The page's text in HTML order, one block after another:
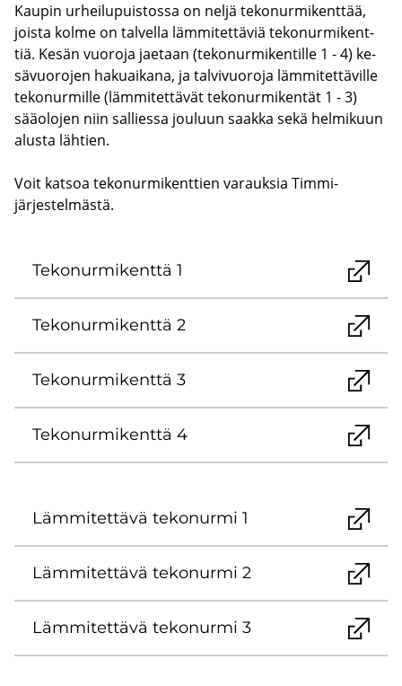
Kau­pin ur­hei­lu­puis­tos­sa on neljä te­ko­nur­mi­kent­tää,
jois­ta kolme on tal­vel­la läm­mi­tet­tä­viä te­ko­nur­mi­kent­
tiä. Kesän vuo­ro­ja jae­taan (te­ko­nur­mi­ken­til­le 1 - 4) ke­
sä­vuo­ro­jen ha­kuai­ka­na, ja tal­vi­vuo­ro­ja läm­mi­tet­tä­vil­le
te­ko­nur­mil­le (läm­mi­tet­tä­vät te­ko­nur­mi­ken­tät 1 - 3)
sää­olo­jen niin sal­lies­sa jou­luun saak­ka sekä hel­mi­kuun
alus­ta läh­tien.
Voit kat­soa te­ko­nur­mi­kent­tien va­rauk­sia Timmi-​
järjestelmästä.
Te­ko­nur­mi­kent­tä 1
Te­ko­nur­mi­kent­tä 2
Te­ko­nur­mi­kent­tä 3
Te­ko­nur­mi­kent­tä 4
Läm­mi­tet­tä­vä te­ko­nur­mi 1
Läm­mi­tet­tä­vä te­ko­nur­mi 2
Läm­mi­tet­tä­vä te­ko­nur­mi 3